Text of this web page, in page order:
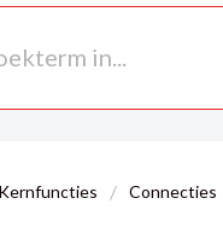
Kernfuncties Connecties